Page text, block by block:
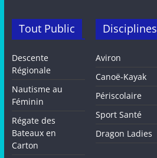
Tout Public
Descente
Régionale
Nautisme au
Féminin
Régate des
Bateaux en
Carton
Disciplines
Aviron
Canoë-Kayak
Périscolaire
Sport Santé
Dragon Ladies